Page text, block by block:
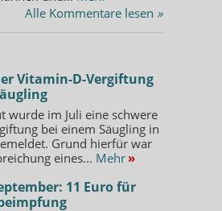
Alle Kommentare lesen »
Vitamin-D-Vergiftung
wurde im Juli eine schwere
bei einem Säugling in
Grund hierfür war
eines... Mehr »
11 Euro für